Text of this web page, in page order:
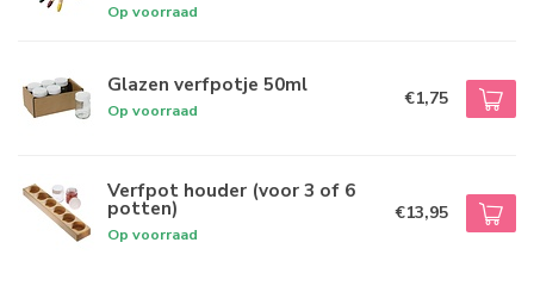
Op voorraad
Glazen verfpotje 50ml
Op voorraad
€1,75
Verfpot houder (voor 3 of 6
potten)
Op voorraad
€13,95